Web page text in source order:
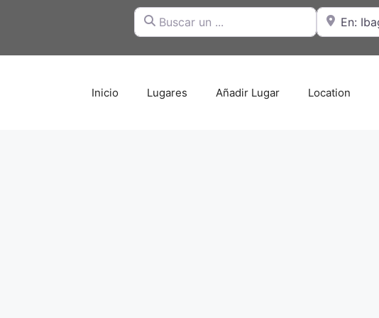
Buscar un ... Cerca de
Inicio Lugares Añadir Lugar Location